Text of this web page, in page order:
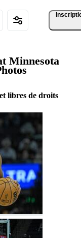
Minnesota
libres de droits